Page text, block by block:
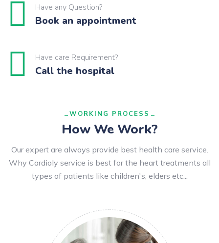
Have any Question?
Book an appointment
Have care Requirement?
Call the hospital
WORKING PROCESS
How We Work?
Our expert are always provide best health care service.
Why Cardioly service is best for the heart treatments all
types of patients like children's, elders etc...